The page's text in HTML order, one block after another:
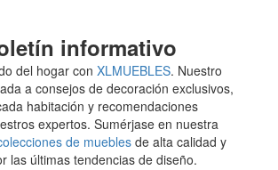
informativo
del hogar con XLMUEBLES. Nuestro
a consejos de decoración exclusivos,
habitación y recomendaciones
expertos. Sumérjase en nuestra
de muebles de alta calidad y
las últimas tendencias de diseño.